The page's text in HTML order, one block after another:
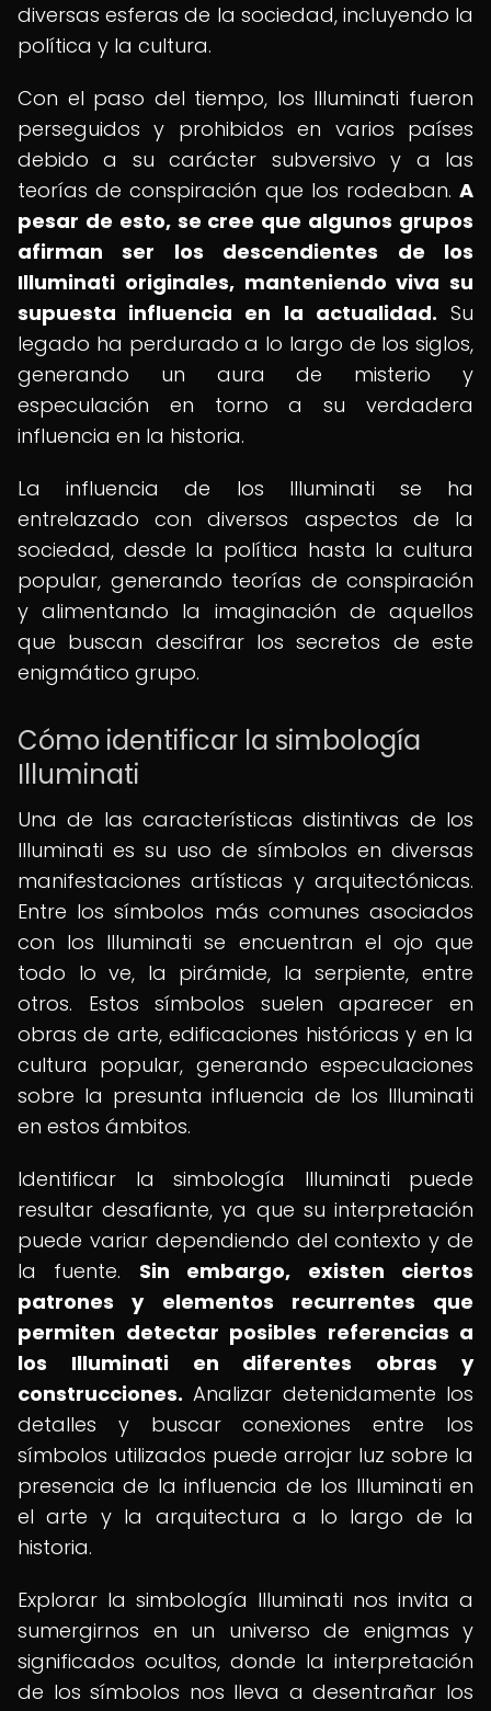
diversas esferas de la sociedad, incluyendo la
política y la cultura.
Con el paso del tiempo, los Illuminati fueron
perseguidos y prohibidos en varios países
debido a su carácter subversivo y a las
teorías de conspiración que los rodeaban. A
pesar de esto, se cree que algunos grupos
afirman ser los descendientes de los
Illuminati originales, manteniendo viva su
supuesta influencia en la actualidad. Su
legado ha perdurado a lo largo de los siglos,
generando un aura de misterio y
especulación en torno a su verdadera
influencia en la historia.
La influencia de los Illuminati se ha
entrelazado con diversos aspectos de la
sociedad, desde la política hasta la cultura
popular, generando teorías de conspiración
y alimentando la imaginación de aquellos
que buscan descifrar los secretos de este
enigmático grupo.
Cómo identificar la simbología
Illuminati
Una de las características distintivas de los
Illuminati es su uso de símbolos en diversas
manifestaciones artísticas y arquitectónicas.
Entre los símbolos más comunes asociados
con los Illuminati se encuentran el ojo que
todo lo ve, la pirámide, la serpiente, entre
otros. Estos símbolos suelen aparecer en
obras de arte, edificaciones históricas y en la
cultura popular, generando especulaciones
sobre la presunta influencia de los Illuminati
en estos ámbitos.
Identificar la simbología Illuminati puede
resultar desafiante, ya que su interpretación
puede variar dependiendo del contexto y de
la fuente. Sin embargo, existen ciertos
patrones y elementos recurrentes que
permiten detectar posibles referencias a
los Illuminati en diferentes obras y
construcciones. Analizar detenidamente los
detalles y buscar conexiones entre los
símbolos utilizados puede arrojar luz sobre la
presencia de la influencia de los Illuminati en
el arte y la arquitectura a lo largo de la
historia.
Explorar la simbología Illuminati nos invita a
sumergirnos en un universo de enigmas y
significados ocultos, donde la interpretación
de los símbolos nos lleva a desentrañar los